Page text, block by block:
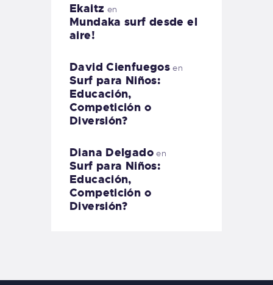
Ekaitz en
Mundaka surf desde el
aire!
David Cienfuegos en
Surf para Niños:
Educación,
Competición o
Diversión?
Diana Delgadoen
Surf para Niños:
Educación,
Competición o
Diversión?